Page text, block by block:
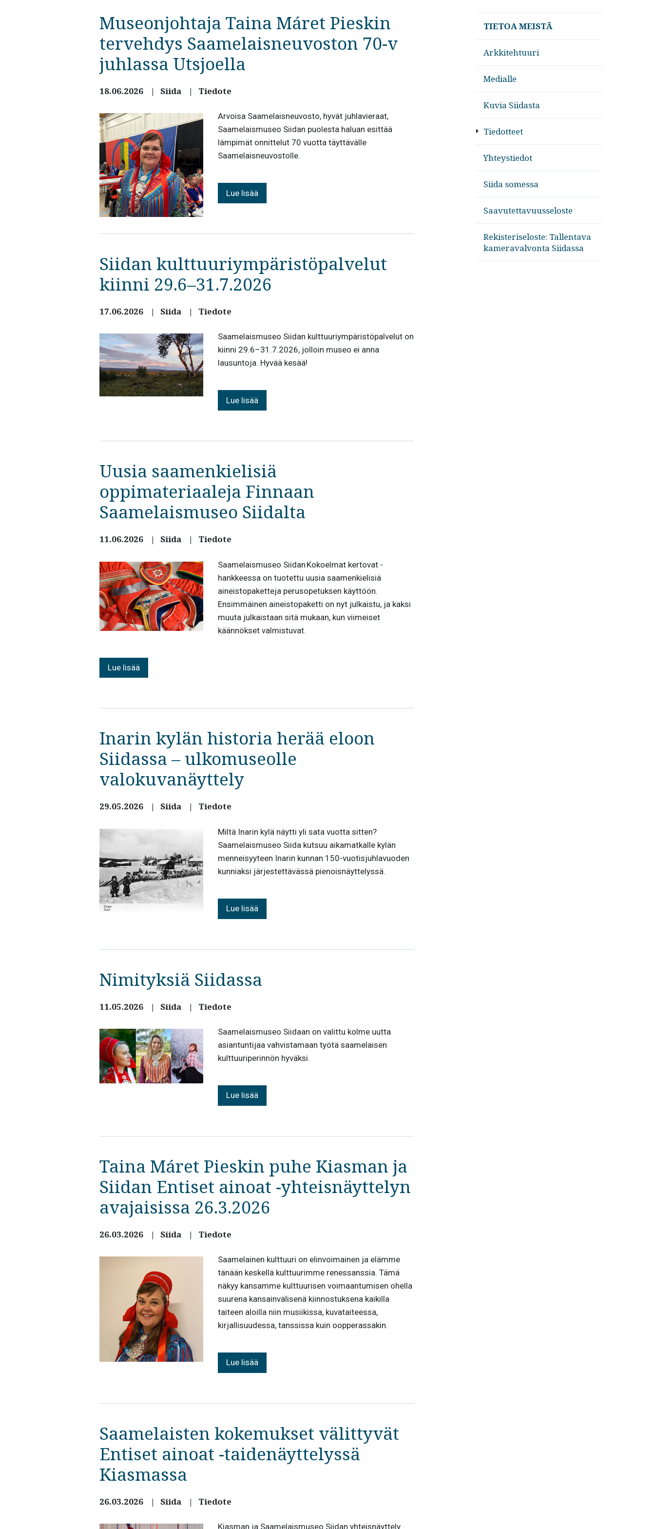
Museonjohtaja Taina Máret Pieskin
tervehdys Saamelaisneuvoston 70-v
juhlassa Utsjoella
18.06.2026 Siida Tiedote
Arvoisa Saamelaisneuvosto, hyvät juhlavieraat,
Saamelaismuseo Siidan puolesta haluan esittää
lämpimät onnittelut 70 vuotta täyttävälle
Saamelaisneuvostolle.
Lue lisää
Siidan kulttuuriympäristöpalvelut
kiinni 29.6–31.7.2026
17.06.2026 Siida Tiedote
Saamelaismuseo Siidan kulttuuriympäristöpalvelut on
kiinni 29.6–31.7.2026, jolloin museo ei anna
lausuntoja. Hyvää kesää!
Lue lisää
Uusia saamenkielisiä
oppimateriaaleja Finnaan
Saamelaismuseo Siidalta
11.06.2026 Siida Tiedote
Saamelaismuseo Siidan Kokoelmat kertovat -
hankkeessa on tuotettu uusia saamenkielisiä
aineistopaketteja perusopetuksen käyttöön.
Ensimmäinen aineistopaketti on nyt julkaistu, ja kaksi
muuta julkaistaan sitä mukaan, kun viimeiset
käännökset valmistuvat.
Lue lisää
Inarin kylän historia herää eloon
Siidassa – ulkomuseolle
valokuvanäyttely
29.05.2026 Siida Tiedote
Miltä Inarin kylä näytti yli sata vuotta sitten?
Saamelaismuseo Siida kutsuu aikamatkalle kylän
menneisyyteen Inarin kunnan 150-vuotisjuhlavuoden
kunniaksi järjestettävässä pienoisnäyttelyssä.
Lue lisää
Nimityksiä Siidassa
11.05.2026 Siida Tiedote
Saamelaismuseo Siidaan on valittu kolme uutta
asiantuntijaa vahvistamaan työtä saamelaisen
kulttuuriperinnön hyväksi.
Lue lisää
Taina Máret Pieskin puhe Kiasman ja
Siidan Entiset ainoat -yhteisnäyttelyn
avajaisissa 26.3.2026
26.03.2026 Siida Tiedote
Saamelainen kulttuuri on elinvoimainen ja elämme
tänään keskellä kulttuurimme renessanssia. Tämä
näkyy kansamme kulttuurisen voimaantumisen ohella
suurena kansainvälisenä kiinnostuksena kaikilla
taiteen aloilla niin musiikissa, kuvataiteessa,
kirjallisuudessa, tanssissa kuin oopperassakin.
Lue lisää
Saamelaisten kokemukset välittyvät
Entiset ainoat -taidenäyttelyssä
Kiasmassa
26.03.2026 Siida Tiedote
Kiasman ja Saamelaismuseo Siidan yhteisnäyttely
TIETOA MEISTÄ
Arkkitehtuuri
Medialle
Kuvia Siidasta
Tiedotteet
Yhteystiedot
Siida somessa
Saavutettavuusseloste
Rekisteriseloste: Tallentava
kameravalvonta Siidassa